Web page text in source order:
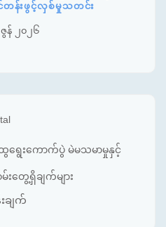
န်းဖွင့်လှစ်မှုသတင်း
န် ၂၀၂၆
ရွေးကောက်ပွဲ မဲမသမာမှုနှင့်
းတွေ့ရှိချက်များ
ချက်